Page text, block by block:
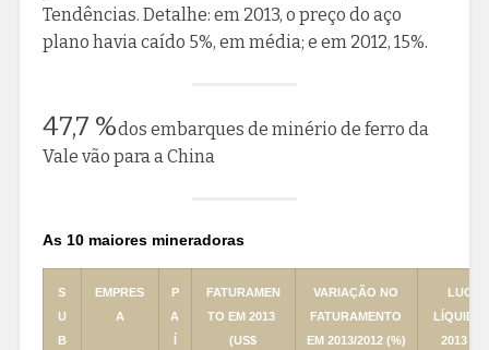
Tendências. Detalhe: em 2013, o preço do aço
plano havia caído 5%, em média; e em 2012, 15%.
47,7 %dos embarques de minério de ferro da
Vale vão para a China
As 10 maiores mineradoras
S
U
B
EMPRES
A
P
A
FATURAMEN
TO EM 2013
(US$
VARIAÇÃO NO
FATURAMENTO
EM 2013/2012 (%)
LÍQUIDO
2013